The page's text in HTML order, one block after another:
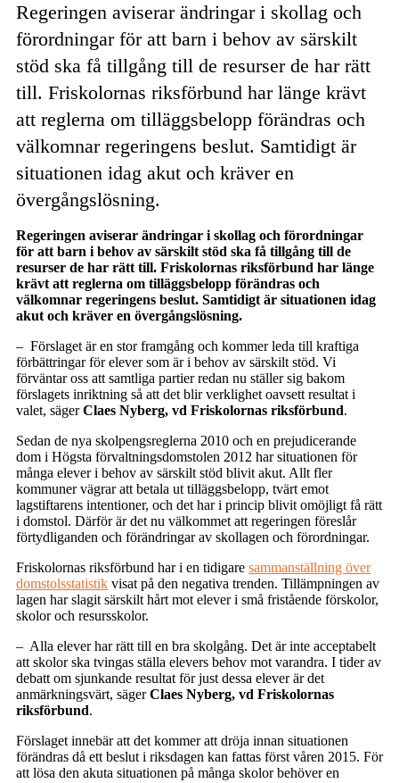
Regeringen aviserar ändringar i skollag och
förordningar för att barn i behov av särskilt
stöd ska få tillgång till de resurser de har rätt
till. Friskolornas riksförbund har länge krävt
att reglerna om tilläggsbelopp förändras och
välkomnar regeringens beslut. Samtidigt är
situationen idag akut och kräver en
övergångslösning.
Regeringen aviserar ändringar i skollag och förordningar
för att barn i behov av särskilt stöd ska få tillgång till de
resurser de har rätt till. Friskolornas riksförbund har länge
krävt att reglerna om tilläggsbelopp förändras och
välkomnar regeringens beslut. Samtidigt är situationen idag
akut och kräver en övergångslösning.
– Förslaget är en stor framgång och kommer leda till kraftiga
förbättringar för elever som är i behov av särskilt stöd. Vi
förväntar oss att samtliga partier redan nu ställer sig bakom
förslagets inriktning så att det blir verklighet oavsett resultat i
valet, sägerClaes Nyberg, vd Friskolornas riksförbund.
Sedan de nya skolpengsreglerna 2010 och en prejudicerande
dom i Högsta förvaltningsdomstolen 2012 har situationen för
många elever i behov av särskilt stöd blivit akut. Allt fler
kommuner vägrar att betala ut tilläggsbelopp, tvärt emot
lagstiftarens intentioner, och det har i princip blivit omöjligt få rätt
i domstol. Därför är det nu välkommet att regeringen föreslår
förtydliganden och förändringar av skollagen och förordningar.
Friskolornas riksförbund har i en tidigare sammanställning över
domstolsstatistik visat på den negativa trenden. Tillämpningen av
lagen har slagit särskilt hårt mot elever i små fristående förskolor,
skolor och resursskolor.
– Alla elever har rätt till en bra skolgång. Det är inte acceptabelt
att skolor ska tvingas ställa elevers behov mot varandra. I tider av
debatt om sjunkande resultat för just dessa elever är det
anmärkningsvärt, sägerClaes Nyberg, vd Friskolornas
riksförbund.
Förslaget innebär att det kommer att dröja innan situationen
förändras då ett beslut i riksdagen kan fattas först våren 2015. För
att lösa den akuta situationen på många skolor behöver en